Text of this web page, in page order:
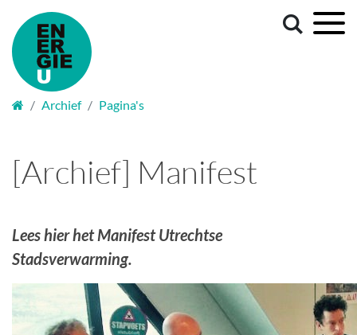
Welkom
Archief Pagina's
[Archief] Manifest
Lees hier het Manifest Utrechtse
Stadsverwarming.